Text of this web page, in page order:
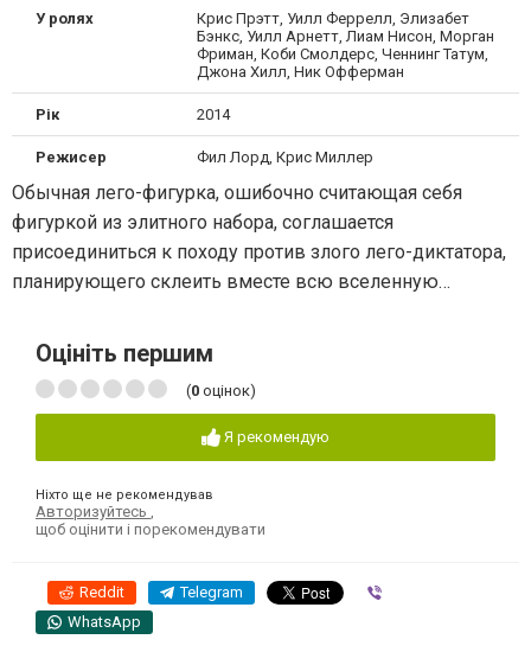
У ролях
Крис Прэтт, Уилл Феррелл, Элизабет
Бэнкс, Уилл Арнетт, Лиам Нисон, Морган
Фриман, Коби Смолдерс, Ченнинг Татум,
Джона Хилл, Ник Офферман
Рік 2014
Режисер Фил Лорд, Крис Миллер
Обычная лего-фигурка, ошибочно считающая себя
фигуркой из элитного набора, соглашается
присоединиться к походу против злого лего-диктатора,
планирующего склеить вместе всю вселенную…
Оцініть першим
(0 оцінок)
Я рекомендую
Ніхто ще не рекомендував
Авторизуйтесь ,
щоб оцінити і порекомендувати
Reddit Telegram
WhatsApp